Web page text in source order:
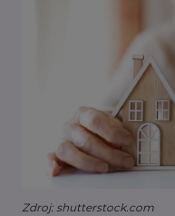
Zdroj: shutterstock.com